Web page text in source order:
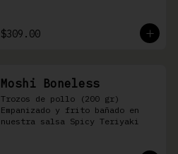
$309.00
Moshi Boneless
Trozos de pollo (200 gr)
Empanizado y frito bañado en
nuestra salsa Spicy Teriyaki